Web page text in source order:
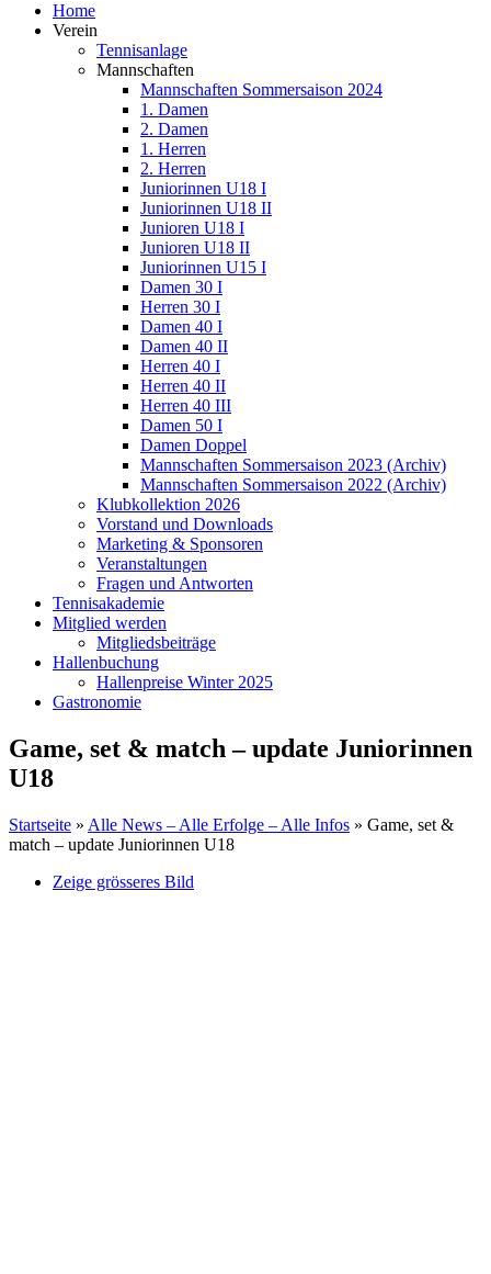
Home
Verein
Tennisanlage
Mannschaften
Mannschaften Sommersaison 2024
1. Damen
2. Damen
1. Herren
2. Herren
Juniorinnen U18 I
Juniorinnen U18 II
Junioren U18 I
Junioren U18 II
Juniorinnen U15 I
Damen 30 I
Herren 30 I
Damen 40 I
Damen 40 II
Herren 40 I
Herren 40 II
Herren 40 III
Damen 50 I
Damen Doppel
Mannschaften Sommersaison 2023 (Archiv)
Mannschaften Sommersaison 2022 (Archiv)
Klubkollektion 2026
Vorstand und Downloads
Marketing & Sponsoren
Veranstaltungen
Fragen und Antworten
Tennisakademie
Mitglied werden
Mitgliedsbeiträge
Hallenbuchung
Hallenpreise Winter 2025
Gastronomie
Game, set & match – update Juniorinnen
U18
Startseite » Alle News – Alle Erfolge – Alle Infos » Game, set &
match – update Juniorinnen U18
Zeige grösseres Bild